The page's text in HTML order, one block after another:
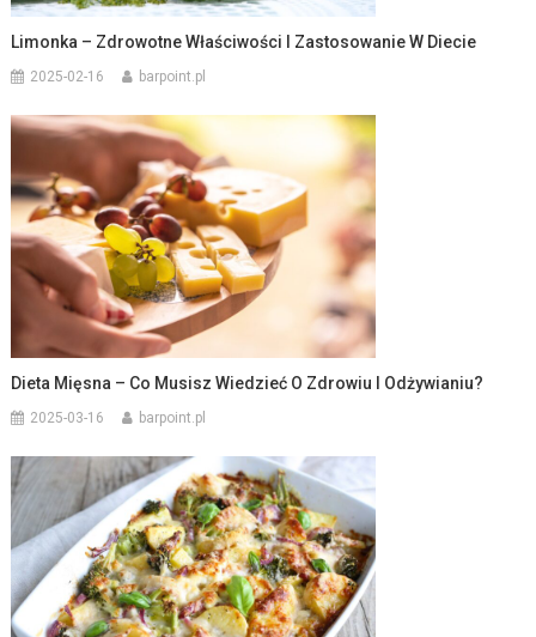
Limonka – Zdrowotne Właściwości I Zastosowanie W Diecie
2025-02-16 barpoint.pl
Dieta Mięsna – Co Musisz Wiedzieć O Zdrowiu I Odżywianiu?
2025-03-16 barpoint.pl